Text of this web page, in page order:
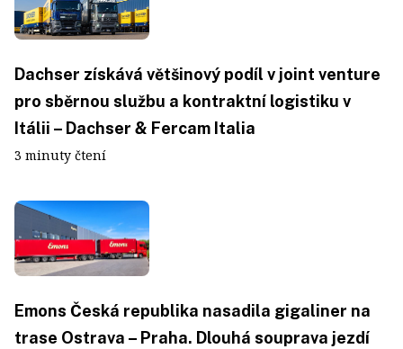
Dachser získává většinový podíl v joint venture
pro sběrnou službu a kontraktní logistiku v
Itálii – Dachser & Fercam Italia
3 minuty čtení
Emons Česká republika nasadila gigaliner na
trase Ostrava – Praha. Dlouhá souprava jezdí